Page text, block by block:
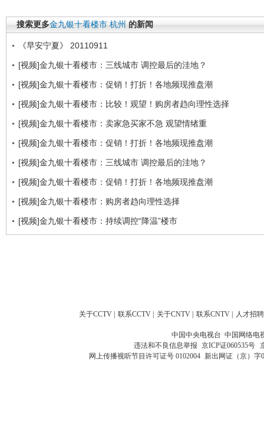
搜索更多金九银十看楼市 杭州 的新闻
《早安宁夏》 20110911
[视频]金九银十看楼市：三线城市 调控最后的洼地？
[视频]金九银十看楼市：促销！打折！各地频现推盘潮
[视频]金九银十看楼市：比较！观望！购房者趋向理性选择
[视频]金九银十看楼市：卖家急买家不急 观望情绪重
[视频]金九银十看楼市：促销！打折！各地频现推盘潮
[视频]金九银十看楼市：三线城市 调控最后的洼地？
[视频]金九银十看楼市：促销！打折！各地频现推盘潮
[视频]金九银十看楼市：购房者趋向理性选择
[视频]金九银十看楼市：持续调控“降温”楼市
关于CCTV 联系CCTV 关于CNTV 联系CNTV 人才招聘
中国中央电视台 中国网络电
违法和不良信息举报 京ICP证060535号
网上传播视听节目许可证号 0102004 新出网证（京）